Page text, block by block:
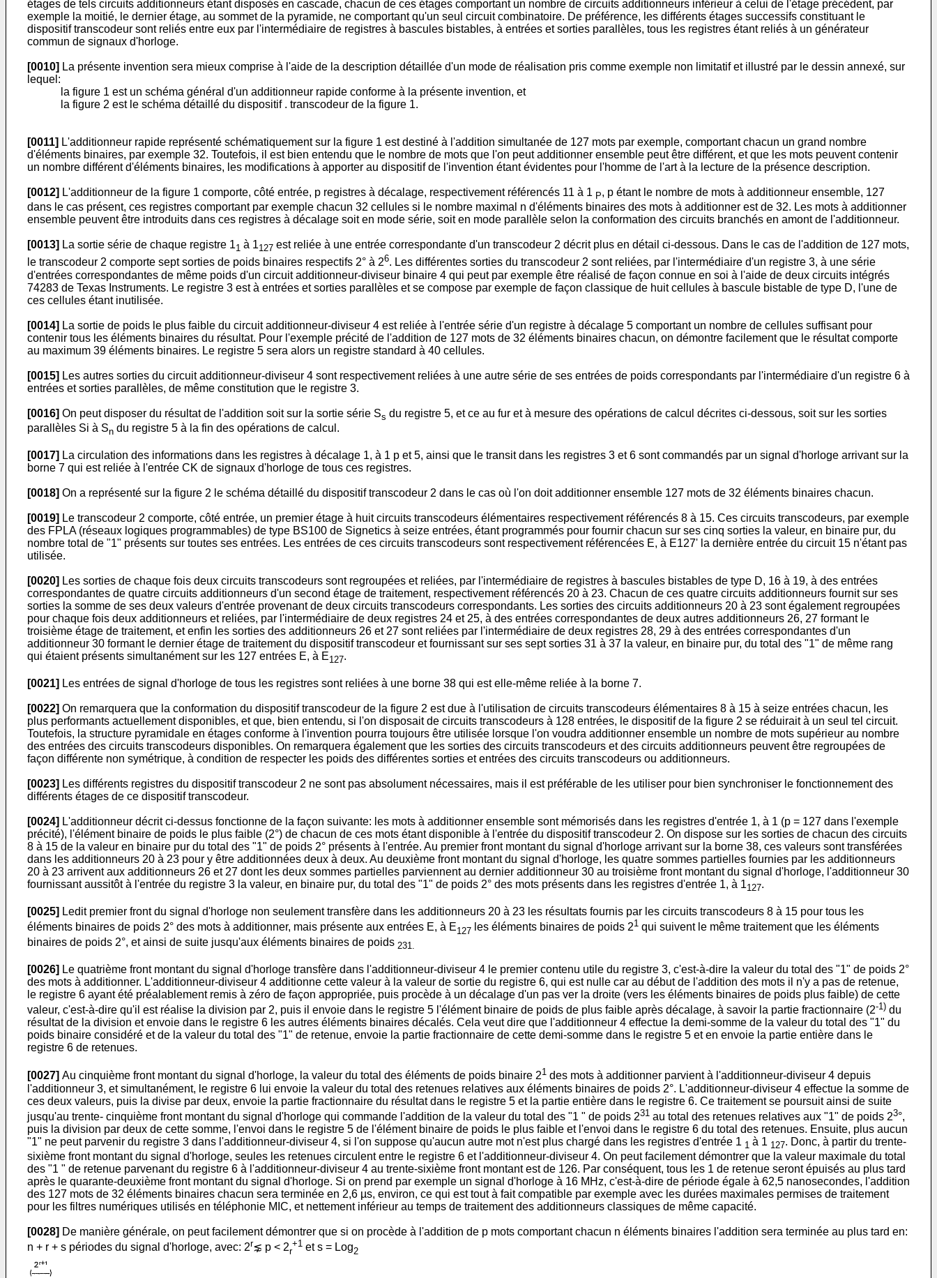
étages de tels circuits additionneurs étant disposés en cascade, chacun de ces étages comportant un nombre de circuits additionneurs inférieur à celui de l'étage précédent, par
exemple la moitié, le dernier étage, au sommet de la pyramide, ne comportant qu'un seul circuit combinatoire. De préférence, les différents étages successifs constituant le
dispositif transcodeur sont reliés entre eux par l'intermédiaire de registres à bascules bistables, à entrées et sorties parallèles, tous les registres étant reliés à un générateur
commun de signaux d'horloge.
[0010] La présente invention sera mieux comprise à l'aide de la description détaillée d'un mode de réalisation pris comme exemple non limitatif et illustré par le dessin annexé, sur
lequel:
la figure 1 est un schéma général d'un additionneur rapide conforme à la présente invention, et
la figure 2 est le schéma détaillé du dispositif . transcodeur de la figure 1.
[0011] L'additionneur rapide représenté schématiquement sur la figure 1 est destiné à l'addition simultanée de 127 mots par exemple, comportant chacun un grand nombre
d'éléments binaires, par exemple 32. Toutefois, il est bien entendu que le nombre de mots que l'on peut additionner ensemble peut être différent, et que les mots peuvent contenir
un nombre différent d'éléments binaires, les modifications à apporter au dispositif de l'invention étant évidentes pour l'homme de l'art à la lecture de la présence description.
[0012] L'additionneur de la figure 1 comporte, côté entrée, p registres à décalage, respectivement référencés 11 à 1 P, p étant le nombre de mots à additionneur ensemble, 127
dans le cas présent, ces registres comportant par exemple chacun 32 cellules si le nombre maximal n d'éléments binaires des mots à additionner est de 32. Les mots à additionner
ensemble peuvent être introduits dans ces registres à décalage soit en mode série, soit en mode parallèle selon la conformation des circuits branchés en amont de l'additionneur.
[0013] La sortie série de chaque registre 11 à 1127 est reliée à une entrée correspondante d'un transcodeur 2 décrit plus en détail ci-dessous. Dans le cas de l'addition de 127 mots,
le transcodeur 2 comporte sept sorties de poids binaires respectifs 2° à 26. Les différentes sorties du transcodeur 2 sont reliées, par l'intermédiaire d'un registre 3, à une série
d'entrées correspondantes de même poids d'un circuit additionneur-diviseur binaire 4 qui peut par exemple être réalisé de façon connue en soi à l'aide de deux circuits intégrés
74283 de Texas Instruments. Le registre 3 est à entrées et sorties parallèles et se compose par exemple de façon classique de huit cellules à bascule bistable de type D, l'une de
ces cellules étant inutilisée.
[0014] La sortie de poids le plus faible du circuit additionneur-diviseur 4 est reliée à l'entrée série d'un registre à décalage 5 comportant un nombre de cellules suffisant pour
contenir tous les éléments binaires du résultat. Pour l'exemple précité de l'addition de 127 mots de 32 éléments binaires chacun, on démontre facilement que le résultat comporte
au maximum 39 éléments binaires. Le registre 5 sera alors un registre standard à 40 cellules.
[0015] Les autres sorties du circuit additionneur-diviseur 4 sont respectivement reliées à une autre série de ses entrées de poids correspondants par l'intermédiaire d'un registre 6 à
entrées et sorties parallèles, de même constitution que le registre 3.
[0016] On peut disposer du résultat de l'addition soit sur la sortie série Ss du registre 5, et ce au fur et à mesure des opérations de calcul décrites ci-dessous, soit sur les sorties
parallèles Si à Sn du registre 5 à la fin des opérations de calcul.
[0017] La circulation des informations dans les registres à décalage 1, à 1 p et 5, ainsi que le transit dans les registres 3 et 6 sont commandés par un signal d'horloge arrivant sur la
borne 7 qui est reliée à l'entrée CK de signaux d'horloge de tous ces registres.
[0018] On a représenté sur la figure 2 le schéma détaillé du dispositif transcodeur 2 dans le cas où l'on doit additionner ensemble 127 mots de 32 éléments binaires chacun.
[0019] Le transcodeur 2 comporte, côté entrée, un premier étage à huit circuits transcodeurs élémentaires respectivement référencés 8 à 15. Ces circuits transcodeurs, par exemple
des FPLA (réseaux logiques programmables) de type BS100 de Signetics à seize entrées, étant programmés pour fournir chacun sur ses cinq sorties la valeur, en binaire pur, du
nombre total de "1" présents sur toutes ses entrées. Les entrées de ces circuits transcodeurs sont respectivement référencées E, à E127' la dernière entrée du circuit 15 n'étant pas
utilisée.
[0020] Les sorties de chaque fois deux circuits transcodeurs sont regroupées et reliées, par l'intermédiaire de registres à bascules bistables de type D, 16 à 19, à des entrées
correspondantes de quatre circuits additionneurs d'un second étage de traitement, respectivement référencés 20 à 23. Chacun de ces quatre circuits additionneurs fournit sur ses
sorties la somme de ses deux valeurs d'entrée provenant de deux circuits transcodeurs correspondants. Les sorties des circuits additionneurs 20 à 23 sont également regroupées
pour chaque fois deux additionneurs et reliées, par l'intermédiaire de deux registres 24 et 25, à des entrées correspondantes de deux autres additionneurs 26, 27 formant le
troisième étage de traitement, et enfin les sorties des additionneurs 26 et 27 sont reliées par l'intermédiaire de deux registres 28, 29 à des entrées correspondantes d'un
additionneur 30 formant le dernier étage de traitement du dispositif transcodeur et fournissant sur ses sept sorties 31 à 37 la valeur, en binaire pur, du total des "1" de même rang
qui étaient présents simultanément sur les 127 entrées E, à E127.
[0021] Les entrées de signal d'horloge de tous les registres sont reliées à une borne 38 qui est elle-même reliée à la borne 7.
[0022] On remarquera que la conformation du dispositif transcodeur de la figure 2 est due à l'utilisation de circuits transcodeurs élémentaires 8 à 15 à seize entrées chacun, les
plus performants actuellement disponibles, et que, bien entendu, si l'on disposait de circuits transcodeurs à 128 entrées, le dispositif de la figure 2 se réduirait à un seul tel circuit.
Toutefois, la structure pyramidale en étages conforme à l'invention pourra toujours être utilisée lorsque l'on voudra additionner ensemble un nombre de mots supérieur au nombre
des entrées des circuits transcodeurs disponibles. On remarquera également que les sorties des circuits transcodeurs et des circuits additionneurs peuvent être regroupées de
façon différente non symétrique, à condition de respecter les poids des différentes sorties et entrées des circuits transcodeurs ou additionneurs.
[0023] Les différents registres du dispositif transcodeur 2 ne sont pas absolument nécessaires, mais il est préférable de les utiliser pour bien synchroniser le fonctionnement des
différents étages de ce dispositif transcodeur.
[0024] L'additionneur décrit ci-dessus fonctionne de la façon suivante: les mots à additionner ensemble sont mémorisés dans les registres d'entrée 1, à 1 (p = 127 dans l'exemple
précité), l'élément binaire de poids le plus faible (2°) de chacun de ces mots étant disponible à l'entrée du dispositif transcodeur 2. On dispose sur les sorties de chacun des circuits
8 à 15 de la valeur en binaire pur du total des "1" de poids 2° présents à l'entrée. Au premier front montant du signal d'horloge arrivant sur la borne 38, ces valeurs sont transférées
dans les additionneurs 20 à 23 pour y être additionnées deux à deux. Au deuxième front montant du signal d'horloge, les quatre sommes partielles fournies par les additionneurs
20 à 23 arrivent aux additionneurs 26 et 27 dont les deux sommes partielles parviennent au dernier additionneur 30 au troisième front montant du signal d'horloge, l'additionneur 30
fournissant aussitôt à l'entrée du registre 3 la valeur, en binaire pur, du total des "1" de poids 2° des mots présents dans les registres d'entrée 1, à 1127.
[0025] Ledit premier front du signal d'horloge non seulement transfère dans les additionneurs 20 à 23 les résultats fournis par les circuits transcodeurs 8 à 15 pour tous les
éléments binaires de poids 2° des mots à additionner, mais présente aux entrées E, à E127 les éléments binaires de poids 21 qui suivent le même traitement que les éléments
binaires de poids 2°, et ainsi de suite jusqu'aux éléments binaires de poids 231.
[0026] Le quatrième front montant du signal d'horloge transfère dans l'additionneur-diviseur 4 le premier contenu utile du registre 3, c'est-à-dire la valeur du total des "1" de poids 2°
des mots à additionner. L'additionneur-diviseur 4 additionne cette valeur à la valeur de sortie du registre 6, qui est nulle car au début de l'addition des mots il n'y a pas de retenue,
le registre 6 ayant été préalablement remis à zéro de façon appropriée, puis procède à un décalage d'un pas ver la droite (vers les éléments binaires de poids plus faible) de cette
valeur, c'est-à-dire qu'il est réalise la division par 2, puis il envoie dans le registre 5 l'élément binaire de poids de plus faible après décalage, à savoir la partie fractionnaire (2-1) du
résultat de la division et envoie dans le registre 6 les autres éléments binaires décalés. Cela veut dire que l'additionneur 4 effectue la demi-somme de la valeur du total des "1" du
poids binaire considéré et de la valeur du total des "1" de retenue, envoie la partie fractionnaire de cette demi-somme dans le registre 5 et en envoie la partie entière dans le
registre 6 de retenues.
[0027] Au cinquième front montant du signal d'horloge, la valeur du total des éléments de poids binaire 21 des mots à additionner parvient à l'additionneur-diviseur 4 depuis
l'additionneur 3, et simultanément, le registre 6 lui envoie la valeur du total des retenues relatives aux éléments binaires de poids 2°. L'additionneur-diviseur 4 effectue la somme de
ces deux valeurs, puis la divise par deux, envoie la partie fractionnaire du résultat dans le registre 5 et la partie entière dans le registre 6. Ce traitement se poursuit ainsi de suite
jusqu'au trente- cinquième front montant du signal d'horloge qui commande l'addition de la valeur du total des "1 " de poids 231 au total des retenues relatives aux "1" de poids 23°,
puis la division par deux de cette somme, l'envoi dans le registre 5 de l'élément binaire de poids le plus faible et l'envoi dans le registre 6 du total des retenues. Ensuite, plus aucun
"1" ne peut parvenir du registre 3 dans l'additionneur-diviseur 4, si l'on suppose qu'aucun autre mot n'est plus chargé dans les registres d'entrée 1 1 à 1 127. Donc, à partir du trente-
sixième front montant du signal d'horloge, seules les retenues circulent entre le registre 6 et l'additionneur-diviseur 4. On peut facilement démontrer que la valeur maximale du total
des "1 " de retenue parvenant du registre 6 à l'additionneur-diviseur 4 au trente-sixième front montant est de 126. Par conséquent, tous les 1 de retenue seront épuisés au plus tard
après le quarante-deuxième front montant du signal d'horloge. Si on prend par exemple un signal d'horloge à 16 MHz, c'est-à-dire de période égale à 62,5 nanosecondes, l'addition
des 127 mots de 32 éléments binaires chacun sera terminée en 2,6 µs, environ, ce qui est tout à fait compatible par exemple avec les durées maximales permises de traitement
pour les filtres numériques utilisés en téléphonie MIC, et nettement inférieur au temps de traitement des additionneurs classiques de même capacité.
[0028] De manière générale, on peut facilement démontrer que si on procède à l'addition de p mots comportant chacun n éléments binaires l'addition sera terminée au plus tard en:
n + r + s périodes du signal d'horloge, avec: 2r⋦ p < 2r
+1 et s = Log2